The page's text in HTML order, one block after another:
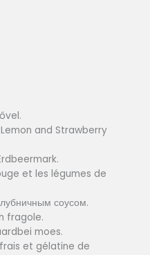
and Strawberry
et les légumes de
соусом.
fragole.
moes.
et gélatine de